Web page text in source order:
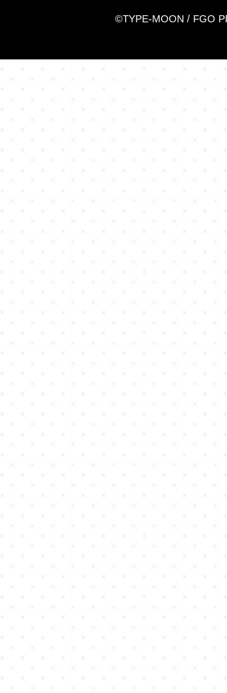
©TYPE-MOON / FGO